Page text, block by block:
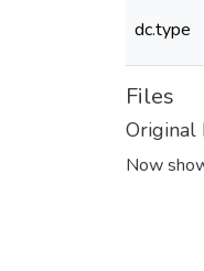
dc.type
Files
Original
Now